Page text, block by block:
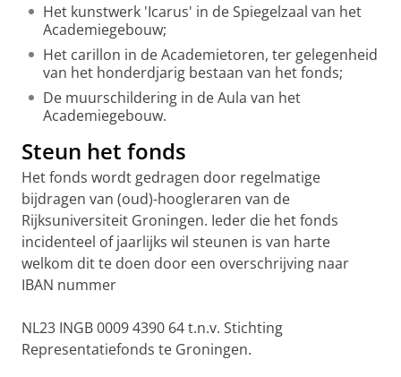
Het kunstwerk 'Icarus' in de Spiegelzaal van het
Academiegebouw;
Het carillon in de Academietoren, ter gelegenheid
van het honderdjarig bestaan van het fonds;
De muurschildering in de Aula van het
Academiegebouw.
Steun het fonds
Het fonds wordt gedragen door regelmatige
bijdragen van (oud)-hoogleraren van de
Rijksuniversiteit Groningen. Ieder die het fonds
incidenteel of jaarlijks wil steunen is van harte
welkom dit te doen door een overschrijving naar
IBAN nummer
NL23 INGB 0009 4390 64 t.n.v. Stichting
Representatiefonds te Groningen.